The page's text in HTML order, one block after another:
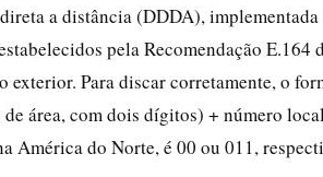
a distância (DDDA), implementada
pela Recomendação E.164
Para discar corretamente, o
área, com dois dígitos) + número
América do Norte, é 00 ou 011,